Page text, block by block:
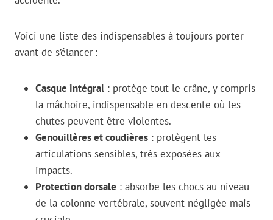
Voici une liste des indispensables à toujours porter
avant de s’élancer :
Casque intégral : protège tout le crâne, y compris
la mâchoire, indispensable en descente où les
chutes peuvent être violentes.
Genouillères et coudières : protègent les
articulations sensibles, très exposées aux
impacts.
Protection dorsale : absorbe les chocs au niveau
de la colonne vertébrale, souvent négligée mais